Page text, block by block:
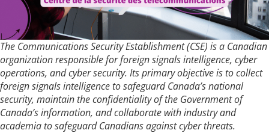
The Communications Security Establishment (CSE) is a Canadian
organization responsible for foreign signals intelligence, cyber
operations, and cyber security. Its primary objective is to collect
foreign signals intelligence to safeguard Canada’s national
security, maintain the confidentiality of the Government of
Canada’s information, and collaborate with industry and
academia to safeguard Canadians against cyber threats.